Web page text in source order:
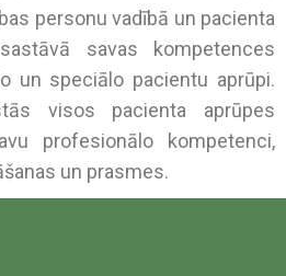
personu vadībā un pacienta
savas kompetences
un speciālo pacientu aprūpi.
visos pacienta aprūpes
profesionālo kompetenci,
un prasmes.